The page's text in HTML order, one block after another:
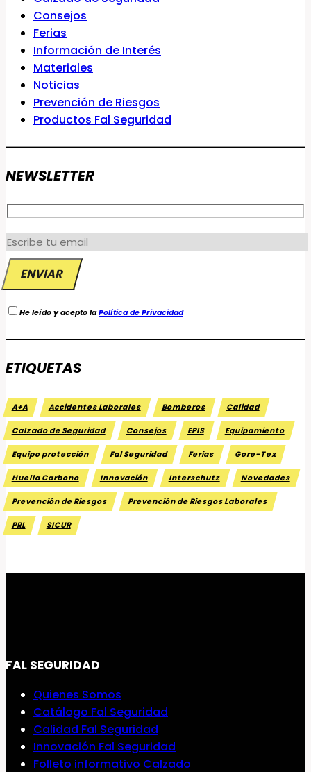
Consejos
Ferias
Información de Interés
Materiales
Noticias
Prevención de Riesgos
Productos Fal Seguridad
NEWSLETTER
He leído y acepto laPolítica de Privacidad
ETIQUETAS
A+A Accidentes Laborales Bomberos Calidad
Calzado de Seguridad Consejos EPIS Equipamiento
Equipo protección Fal Seguridad Ferias Gore-Tex
Huella Carbono Innovación Interschutz Novedades
Prevención de Riesgos Prevención de Riesgos Laborales
PRL SICUR
FAL SEGURIDAD
Quienes Somos
Catálogo Fal Seguridad
Calidad Fal Seguridad
Innovación Fal Seguridad
Folleto informativo Calzado